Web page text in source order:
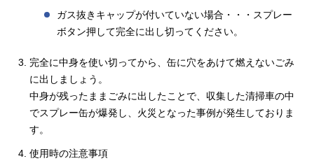
ガス抜きキャップが付いていない場合・・・スプレー
ボタン押して完全に出し切ってください。
完全に中身を使い切ってから、缶に穴をあけて燃えないごみ
に出しましょう。
中身が残ったままごみに出したことで、収集した清掃車の中
でスプレー缶が爆発し、火災となった事例が発生しておりま
す。
使用時の注意事項